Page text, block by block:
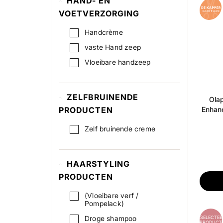
Being
Benecos
Benefit
Billie Eilish
Biotherm
Björk
Blax
Body-Lines
Bondi Sands
Braun
VOETVERZORGING
Handcrème
vaste Hand zeep
Vloeibare handzeep
ZELFBRUINENDE
PRODUCTEN
Zelf bruinende creme
HAARSTYLING
PRODUCTEN
(Vloeibare verf /
Pompelack)
Droge shampoo